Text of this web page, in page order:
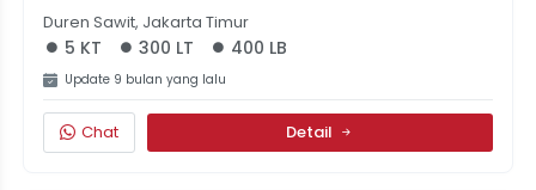
Duren Sawit, Jakarta Timur
5 KT 300 LT 400 LB
Update 9 bulan yang lalu
Chat Detail